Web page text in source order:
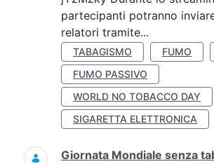
partecipanti potranno
relatori tramite...
TABAGISMO FUMO
FUMO PASSIVO
WORLD NO TOBACCO DAY
SIGARETTA ELETTRONICA
Giornata Mondiale senza